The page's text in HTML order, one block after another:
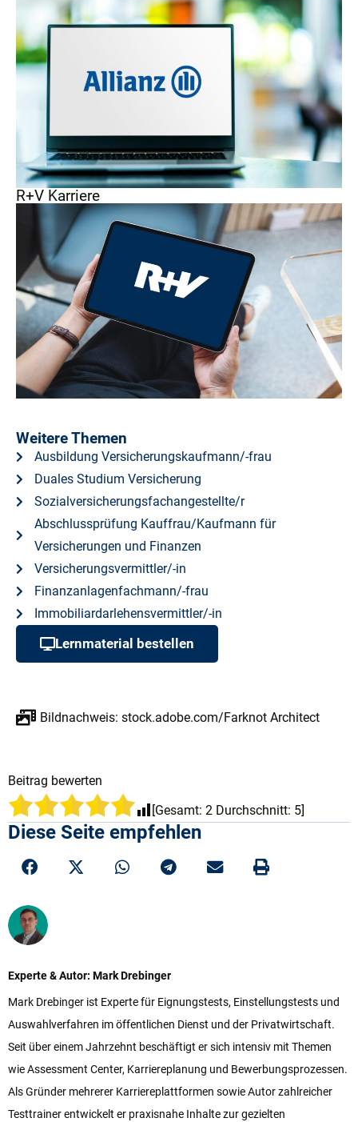
R+V Karriere
Weitere Themen
Ausbildung Versicherungskaufmann/-frau
Duales Studium Versicherung
Sozialversicherungsfachangestellte/r
Abschlussprüfung Kauffrau/Kaufmann für
Versicherungen und Finanzen
Versicherungsvermittler/-in
Finanzanlagenfachmann/-frau
Immobiliardarlehensvermittler/-in
Lernmaterial bestellen
Bildnachweis: stock.adobe.com/Farknot Architect
Beitrag bewerten
[Gesamt: 2 Durchschnitt: 5]
Diese Seite empfehlen
Experte & Autor: Mark Drebinger
Mark Drebinger ist Experte für Eignungstests, Einstellungstests und
Auswahlverfahren im öffentlichen Dienst und der Privatwirtschaft.
Seit über einem Jahrzehnt beschäftigt er sich intensiv mit Themen
wie Assessment Center, Karriereplanung und Bewerbungsprozessen.
Als Gründer mehrerer Karriereplattformen sowie Autor zahlreicher
Testtrainer entwickelt er praxisnahe Inhalte zur gezielten